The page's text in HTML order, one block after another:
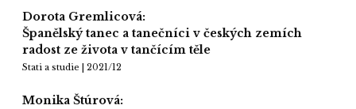
Dorota Gremlicová:
Španělský tanec a tanečníci v českých zemích
radost ze života v tančícím těle
Stati a studie | 2021/12
Monika Štúrová: